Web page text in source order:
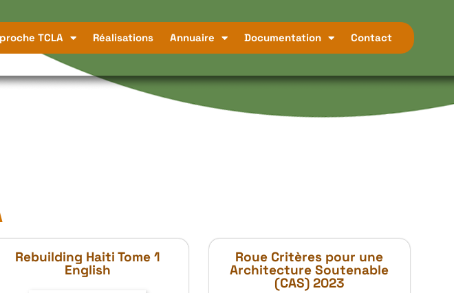
TCLA Réalisations Annuaire Documentation Contact
Rebuilding Haiti Tome 1
English
Roue Critères pour une
Architecture Soutenable
(CAS) 2023